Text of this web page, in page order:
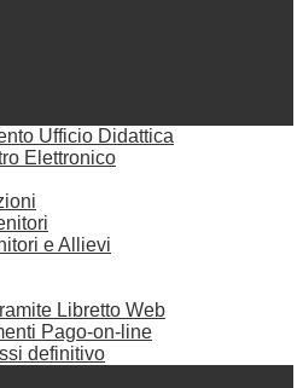
Ufficio Didattica
Elettronico
e Allievi
Libretto Web
Pago-on-line
definitivo